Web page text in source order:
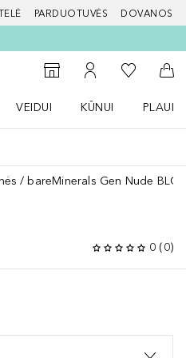
PARDUOTUVĖS DOVANOS
Į parduotuvių paiešką
Į mano paskyrą
Į mano
Į
VEIDUI
KŪNUI
bareMinerals Gen Nude
0 (0)